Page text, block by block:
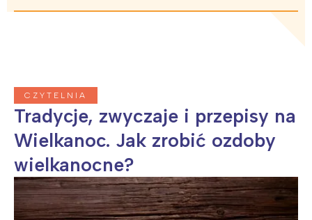
CZYTELNIA
Tradycje, zwyczaje i przepisy na
Wielkanoc. Jak zrobić ozdoby
wielkanocne?
Interesują mnie wydarzenia z
tego regionu:
Warszawa
Łódź
Trójmiasto
Kraków
Południe